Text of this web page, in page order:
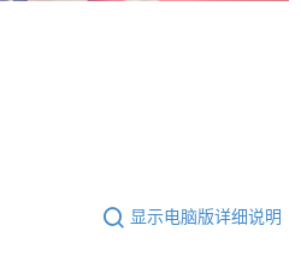
显示电脑版详细说明